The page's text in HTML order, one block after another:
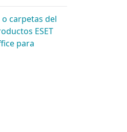
carpetas del
ESET
para